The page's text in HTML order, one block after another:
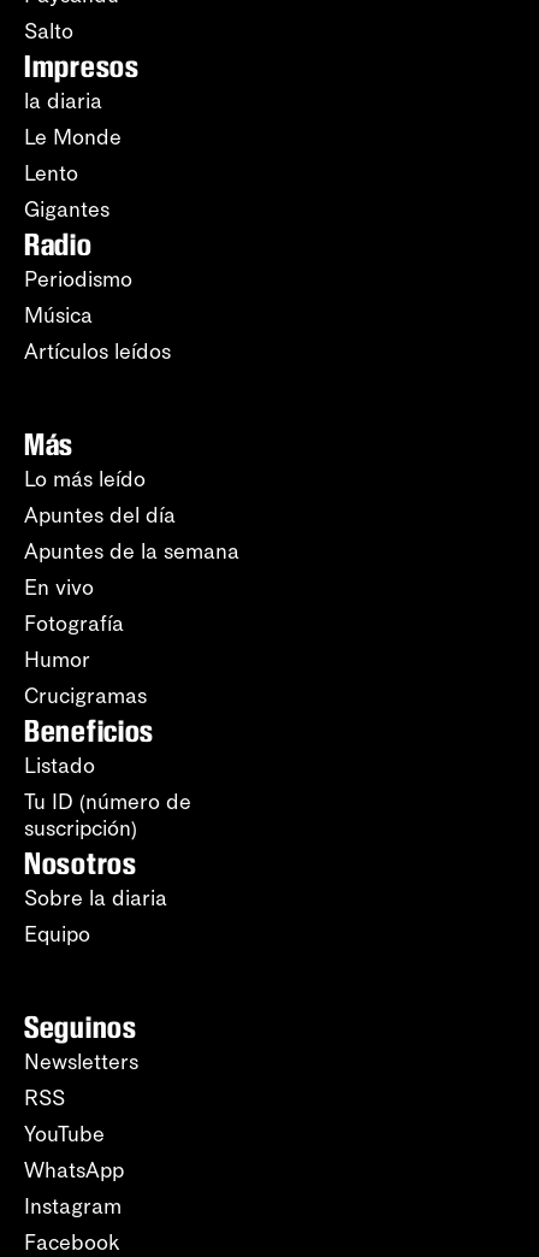
Salto
Impresos
la diaria
Le Monde
Lento
Gigantes
Radio
Periodismo
Música
Artículos leídos
Más
Lo más leído
Apuntes del día
Apuntes de la semana
En vivo
Fotografía
Humor
Crucigramas
Beneficios
Listado
Tu ID (número de
suscripción)
Nosotros
Sobre la diaria
Equipo
Seguinos
Newsletters
RSS
YouTube
WhatsApp
Instagram
Facebook